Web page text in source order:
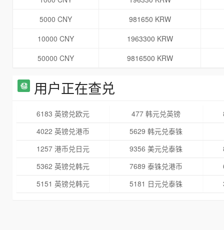
5000 CNY
981650 KRW
10000 CNY
1963300 KRW
50000 CNY
9816500 KRW
用户正在查兑
6183 英镑兑欧元 477 韩元兑英镑
4022 英镑兑港币
5629 韩元兑泰铢
1257 港币兑日元
9356 美元兑泰铢
5362 英镑兑韩元
7689 泰铢兑港币
5151 英镑兑韩元
5181 日元兑泰铢